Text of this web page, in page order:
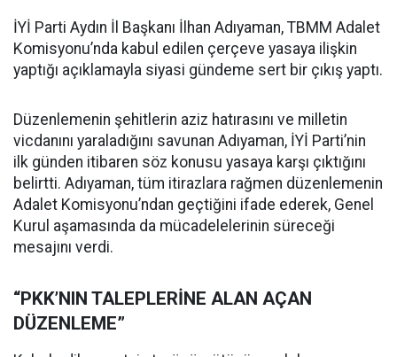
İYİ Parti Aydın İl Başkanı İlhan Adıyaman, TBMM Adalet
Komisyonu’nda kabul edilen çerçeve yasaya ilişkin
yaptığı açıklamayla siyasi gündeme sert bir çıkış yaptı.
Düzenlemenin şehitlerin aziz hatırasını ve milletin
vicdanını yaraladığını savunan Adıyaman, İYİ Parti’nin
ilk günden itibaren söz konusu yasaya karşı çıktığını
belirtti. Adıyaman, tüm itirazlara rağmen düzenlemenin
Adalet Komisyonu’ndan geçtiğini ifade ederek, Genel
Kurul aşamasında da mücadelelerinin süreceği
mesajını verdi.
“PKK’NIN TALEPLERİNE ALAN AÇAN
DÜZENLEME”